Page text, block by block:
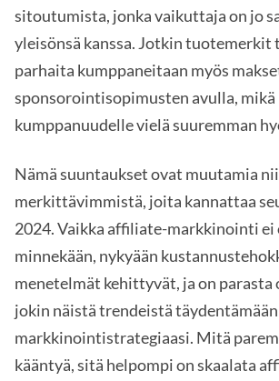
sitoutumista, jonka vaikuttaja on jo
yleisönsä kanssa. Jotkin tuotemerkit
parhaita kumppaneitaan myös
sponsorointisopimusten avulla, mikä
kumppanuudelle vielä suuremman
Nämä suuntaukset ovat muutamia
merkittävimmistä, joita kannattaa
2024. Vaikka affiliate-markkinointi ei
minnekään, nykyään
menetelmät kehittyvät, ja on
jokin näistä trendeistä
markkinointistrategiaasi. Mitä
kääntyä, sitä helpompi on skaalata